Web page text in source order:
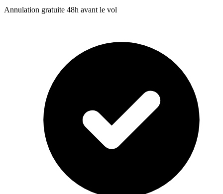
Annulation gratuite 48h avant le vol